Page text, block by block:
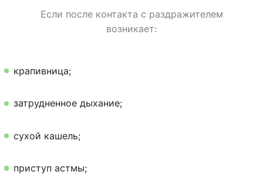
Если после контакта с раздражителем
возникает:
крапивница;
затрудненное дыхание;
сухой кашель;
приступ астмы;